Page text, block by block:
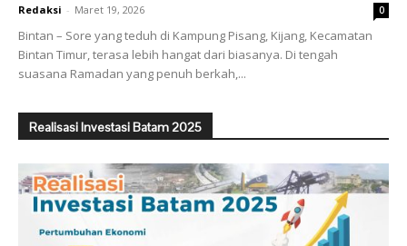
Redaksi - Maret 19, 2026 0
Bintan – Sore yang teduh di Kampung Pisang, Kijang, Kecamatan
Bintan Timur, terasa lebih hangat dari biasanya. Di tengah
suasana Ramadan yang penuh berkah,...
Realisasi Investasi Batam 2025